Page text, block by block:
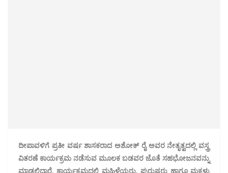
ದೀಪಾವಳಿಗೆ ಪ್ರತೀ ವರ್ಷ ಶಾಸಕರಾದ ಅಶೋಕ್ ರೈ ಅವರ ನೇತೃತ್ವದಲ್ಲಿ ವಸ್ತ್ರ
ವಿತರಣೆ ಕಾರ್ಯಕ್ರಮ ನಡೆಸುವ ಮೂಲಕ ಬಡವರ ಜೊತೆ ಸಹಭೋಜನವನ್ನು
ಮಾಡಲಿದ್ದಾರೆ. ಕಾರ್ಯಕ್ರಮದಲ್ಲಿ ಮಹಿಳೆಯರು, ಪುರುಷರು ಹಾಗೂ ಮಕ್ಕಳು